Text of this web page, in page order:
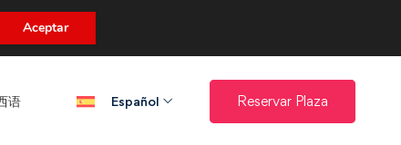
语​ Español Reservar Plaza
Aceptar